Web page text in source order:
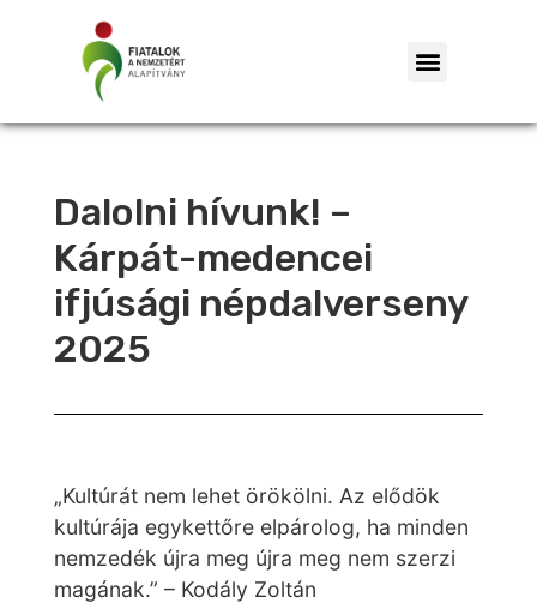
Dalolni hívunk! –
Kárpát-medencei
ifjúsági népdalverseny
2025
„Kultúrát nem lehet örökölni. Az elődök
kultúrája egykettőre elpárolog, ha minden
nemzedék újra meg újra meg nem szerzi
magának.” – Kodály Zoltán